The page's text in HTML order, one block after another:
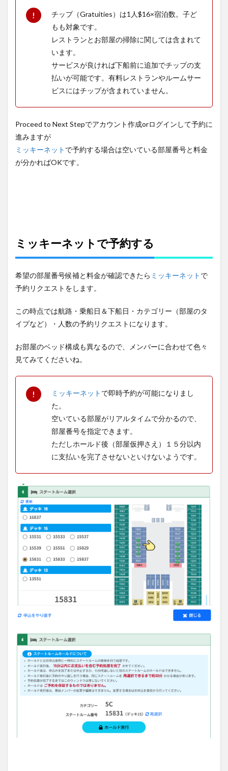
チップ（Gratuities）は1人$16×宿泊数。子ど
もも対象です。
レストランとお部屋の掃除に関しては含まれて
います。
サービスが良ければ下船前に追加でチップの支
払いが可能です。有料レストランやルームサー
ビスにはチップが含まれていません。
Proceed to Next Stepでアカウント作成orログインして予約に
進みますが
ミッキーネット で予約する場合は空いている部屋番号と料金
が分かればOKです。
ミッキーネットで予約する
希望の部屋番号候補と料金が確認できたら ミッキーネット で
予約リクエストをします。
この時点では航路・乗船日＆下船日・カテゴリー（部屋のタ
イプなど）・人数の予約リクエストになります。
お部屋のベッド構成も異なるので、メンバーに合わせて色々
見てみてくださいね。
ミッキーネット で即時予約が可能になりまし
た。
空いている部屋がリアルタイムで分かるので、
部屋番号を指定できます。
ただしホールド後（部屋仮押さえ）１５分以内
に支払いを完了させないといけないようです。